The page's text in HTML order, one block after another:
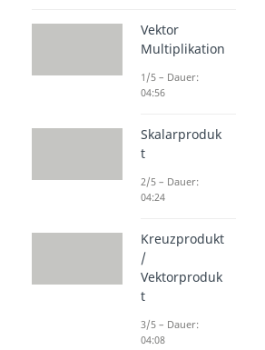
Vektor
Multiplikation
1/5 – Dauer:
04:56
Skalarproduk
t
2/5 – Dauer:
04:24
Kreuzprodukt
/
Vektorproduk
t
3/5 – Dauer:
04:08